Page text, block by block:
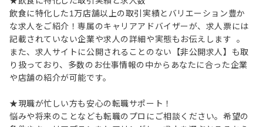
飲食に特化した1万店舗以上の取引実績とバリエーション豊か
な求人をご紹介！専属のキャリアアドバイザーが、求人票には
記載されていない企業や求人の詳細や実態もお伝えします 。
また、求人サイトに公開されることのない【非公開求人】も取
り扱っており、多数のお仕事情報の中からあなたに合った企業
や店舗の紹介が可能です。
★現職が忙しい方も安心の転職サポート！
悩みや将来のことなども転職のプロにご相談ください。希望の